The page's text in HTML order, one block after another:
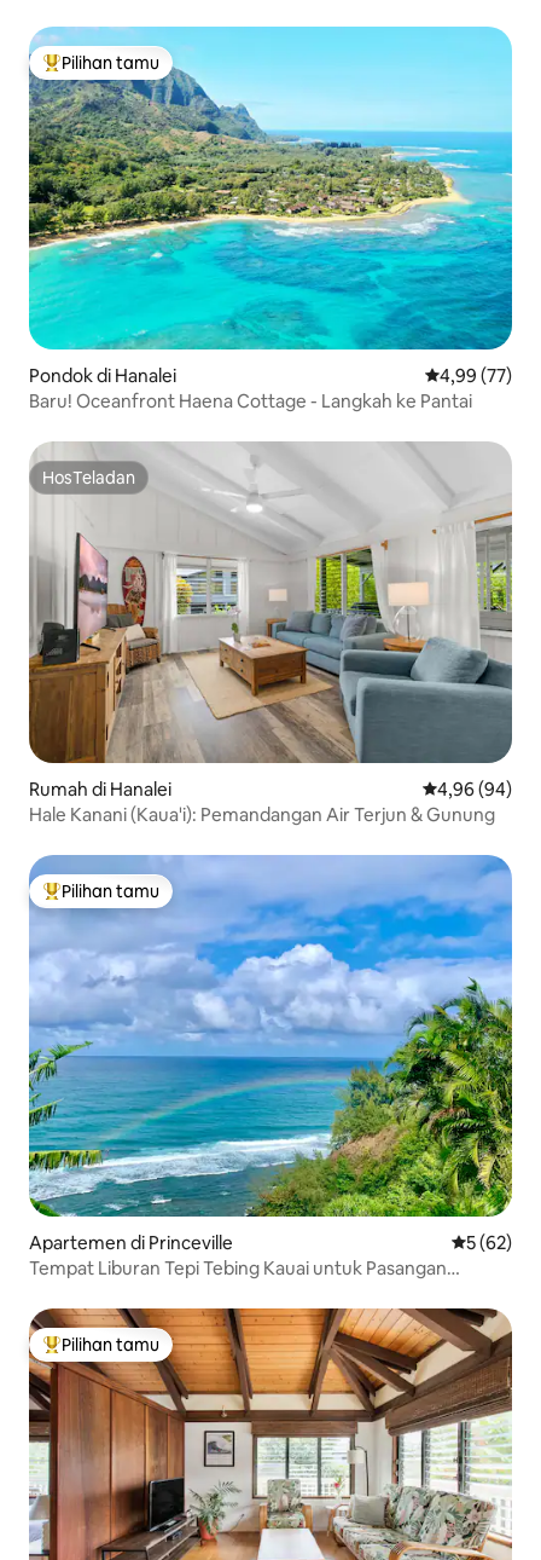
Pilihan tamu terpopuler
Pilihan tamu
Pondok di Hanalei Nilai rata-rata
4,99 (77)
Baru! Oceanfront Haena Cottage - Langkah ke Pantai
HosTeladan
HosTeladan
Rumah di Hanalei Nilai rata-rata
4,96 (94)
Hale Kanani (Kaua'i): Pemandangan Air Terjun & Gunung
Pilihan tamu terpopuler
Pilihan tamu
Apartemen di Princeville Nilai rata-
5 (62)
Tempat Liburan Tepi Tebing Kauai untuk Pasangan
Pilihan tamu terpopuler
Pilihan tamu